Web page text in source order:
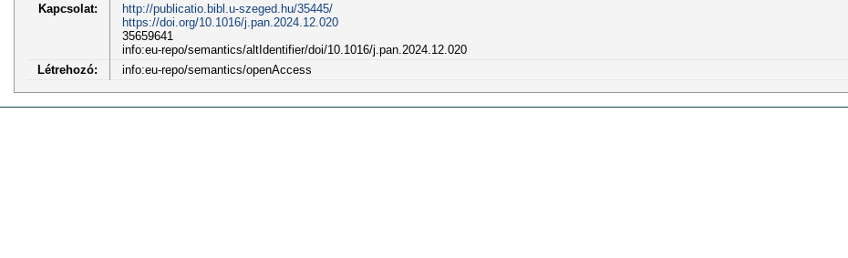
Kapcsolat:
http://publicatio.bibl.u-szeged.hu/35445/
https://doi.org/10.1016/j.pan.2024.12.020
35659641
info:eu-repo/semantics/altIdentifier/doi/10.1016/j.pan.2024.12.020
Létrehozó:
info:eu-repo/semantics/openAccess